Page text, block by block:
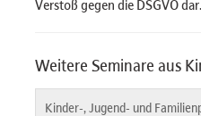
Verstoß gegen die DSGVO dar.
Weitere Seminare aus
Kinder-, Jugend- und